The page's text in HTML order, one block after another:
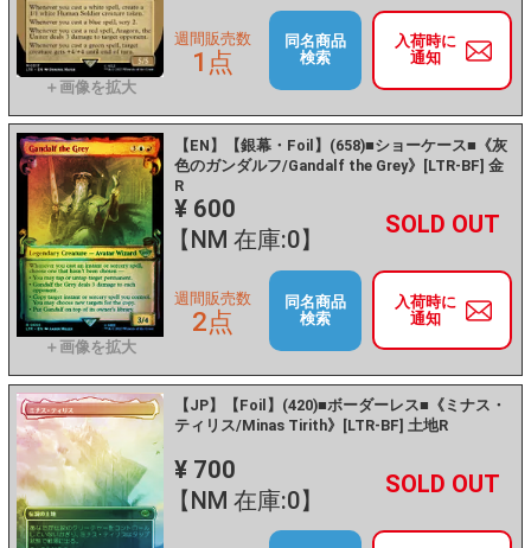
入荷時に
通知
週間販売数
1点
同名商品
検索
【EN】【銀幕・Foil】(658)■ショーケース■《灰
色のガンダルフ/Gandalf the Grey》[LTR-BF] 金
R
¥ 600
【NM 在庫:0】
－ +
入荷時に
通知
週間販売数
2点
同名商品
検索
【JP】【Foil】(420)■ボーダーレス■《ミナス・
ティリス/Minas Tirith》[LTR-BF] 土地R
¥ 700
【NM 在庫:0】
－ +